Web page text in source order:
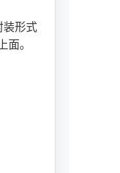
装形式
。